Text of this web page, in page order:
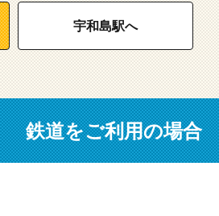
宇和島駅へ
鉄道をご利用の場合